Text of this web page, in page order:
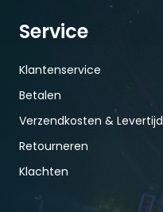
Service
Klantenservice
Betalen
Verzendkosten & Levertijd
Retourneren
Klachten